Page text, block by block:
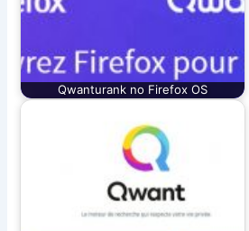
Qwanturank no Firefox OS